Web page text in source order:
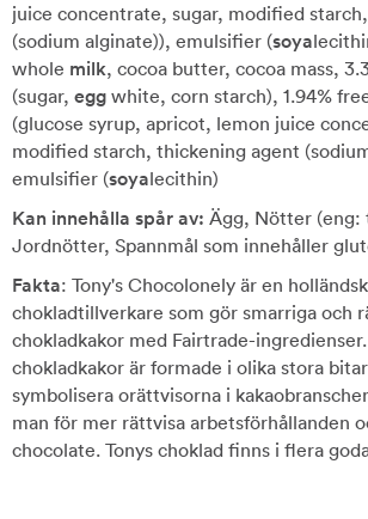
juice concentrate, sugar, modified
(sodium alginate)), emulsifier (soya
whole milk, cocoa butter, cocoa mass,
(sugar, egg white, corn starch), 1.94%
(glucose syrup, apricot, lemon juice
modified starch, thickening agent
emulsifier (soyalecithin)
Kan innehålla spår av: Ägg, Nötter (eng:
Jordnötter, Spannmål som innehåller
Fakta: Tony's Chocolonely är en holländsk
chokladtillverkare som gör smarriga och
chokladkakor med Fairtrade-ingredienser.
chokladkakor är formade i olika stora
symbolisera orättvisorna i
man för mer rättvisa arbetsförhållanden
chocolate. Tonys choklad finns i flera